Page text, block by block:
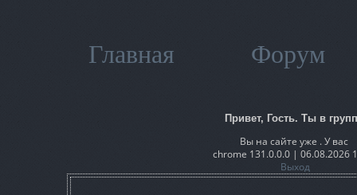
Главная Форум
Привет, Гость. Ты в
Вы на сайте уже . У вас
chrome 131.0.0.0 | 06.08.2026
Выход